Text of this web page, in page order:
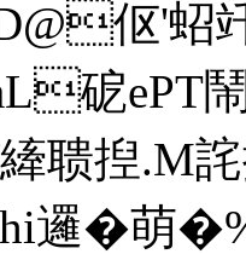
伛'蛁竏
砨ePT
縴聩揑
�萌